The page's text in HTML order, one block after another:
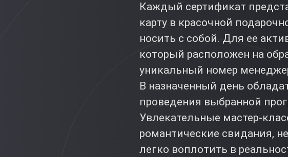
Каждый сертификат
карту в красочной
носить с собой. Для ее
который расположен на
уникальный номер
В назначенный день
проведения выбранной
Увлекательные мастер-
романтические свидания,
легко воплотить в